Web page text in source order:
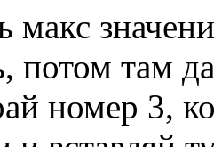
макс
потом там
номер 3,